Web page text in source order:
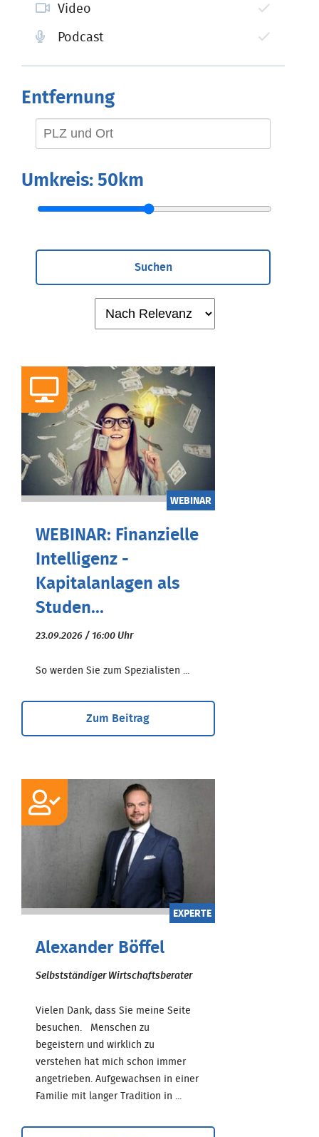
Video
Podcast
Entfernung
Umkreis: 50km
Suchen
WEBINAR
WEBINAR: Finanzielle
Intelligenz -
Kapitalanlagen als
Studen...
23.09.2026 / 16:00 Uhr
So werden Sie zum Spezialisten ...
Zum Beitrag
EXPERTE
Alexander Böffel
Selbstständiger Wirtschaftsberater
Vielen Dank, dass Sie meine Seite
besuchen. Menschen zu
begeistern und wirklich zu
verstehen hat mich schon immer
angetrieben. Aufgewachsen in einer
Familie mit langer Tradition in ...